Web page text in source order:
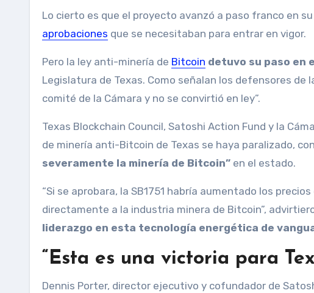
Lo cierto es que el proyecto avanzó a paso franco en
aprobaciones que se necesitaban para entrar en vigor.
Pero la ley anti-minería de Bitcoin detuvo su paso en
Legislatura de Texas. Como señalan los defensores de
comité de la Cámara y no se convirtió en ley”.
Texas Blockchain Council, Satoshi Action Fund y la
de minería anti-Bitcoin de Texas se haya paralizado,
severamente la minería de Bitcoin” en el estado.
“Si se aprobara, la SB1751 habría aumentado los
directamente a la industria minera de Bitcoin”,
liderazgo en esta tecnología energética de
“Esta es una victoria para
Dennis Porter, director ejecutivo y cofundador de Satoshi Action Fund, afirmó que “la derrota de esta